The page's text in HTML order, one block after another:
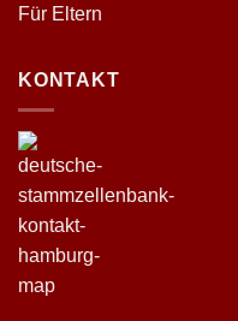
Für Eltern
KONTAKT